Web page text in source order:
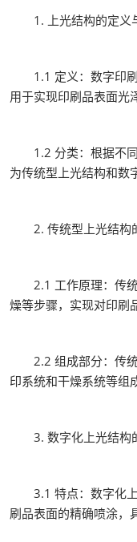
1. 上光结构的定义
1.1 定义：数字印刷
用于实现印刷品表面光
1.2 分类：根据不同
为传统型上光结构和数
2. 传统型上光结构
2.1 工作原理：传统
燥等步骤，实现对印刷
2.2 组成部分：传统
印系统和干燥系统等组
3. 数字化上光结构
3.1 特点：数字化上
刷品表面的精确喷涂，